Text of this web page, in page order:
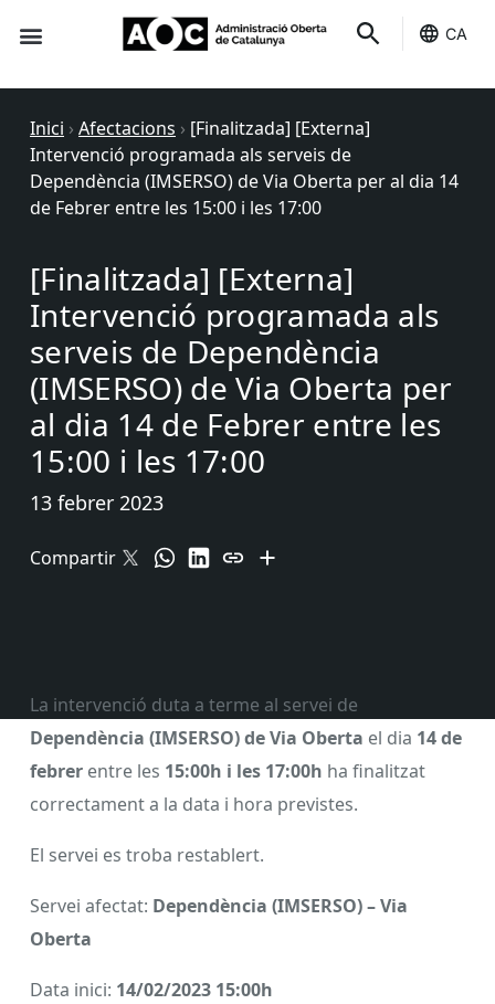
CA
Inici › Afectacions › [Finalitzada] [Externa]
Intervenció programada als serveis de
Dependència (IMSERSO) de Via Oberta per al dia 14
de Febrer entre les 15:00 i les 17:00
[Finalitzada] [Externa]
Intervenció programada als
serveis de Dependència
(IMSERSO) de Via Oberta per
al dia 14 de Febrer entre les
15:00 i les 17:00
13 febrer 2023
Compartir
La intervenció duta a terme al servei de
Dependència (IMSERSO) de Via Oberta el dia 14 de
febrer entre les 15:00h i les 17:00h ha finalitzat
correctament a la data i hora previstes.
El servei es troba restablert.
Servei afectat: Dependència (IMSERSO) – Via
Oberta
Data inici: 14/02/2023 15:00h